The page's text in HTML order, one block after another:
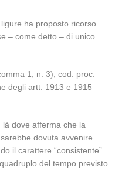
ha proposto ricorso
– come detto – di unico
1, n. 3), cod. proc.
degli artt. 1913 e 1915
dove afferma che la
dovuta avvenire
il carattere “consistente”
del tempo previsto